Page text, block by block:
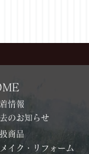
情報
のお知らせ
商品
イク・リフォーム